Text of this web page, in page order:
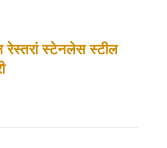
रेस्तरां स्टेनलेस स्टील